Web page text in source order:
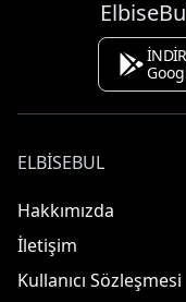
İNDİR
ELBISEBUL
Hakkımızda
İletişim
Kullanıcı Sözleşmesi